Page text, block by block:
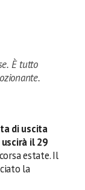
È tutto
di uscita
il 29
estate. Il
la